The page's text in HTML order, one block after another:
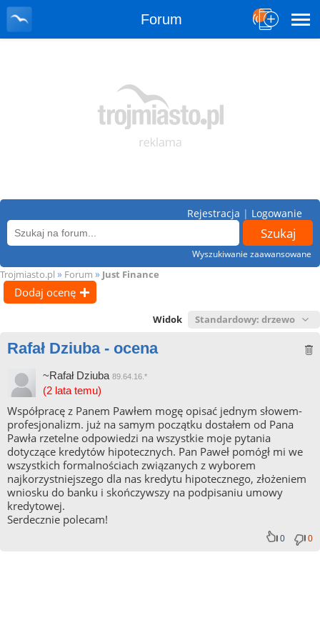
Forum
Wyszukiwanie zaawansowane
Rejestracja | Logowanie
Trojmiasto.pl » Forum » Just Finance
Dodaj ocenę
Widok
Rafał Dziuba - ocena
~Rafał Dziuba 89.64.16.*
(2 lata temu)
Współpracę z Panem Pawłem mogę opisać jednym słowem-
profesjonalizm. już na samym początku dostałem od Pana
Pawła rzetelne odpowiedzi na wszystkie moje pytania
dotyczące kredytów hipotecznych. Pan Paweł pomógł mi we
wszystkich formalnościach związanych z wyborem
najkorzystniejszego dla nas kredytu hipotecznego, złożeniem
wniosku do banku i skończywszy na podpisaniu umowy
kredytowej.
Serdecznie polecam!
0 0